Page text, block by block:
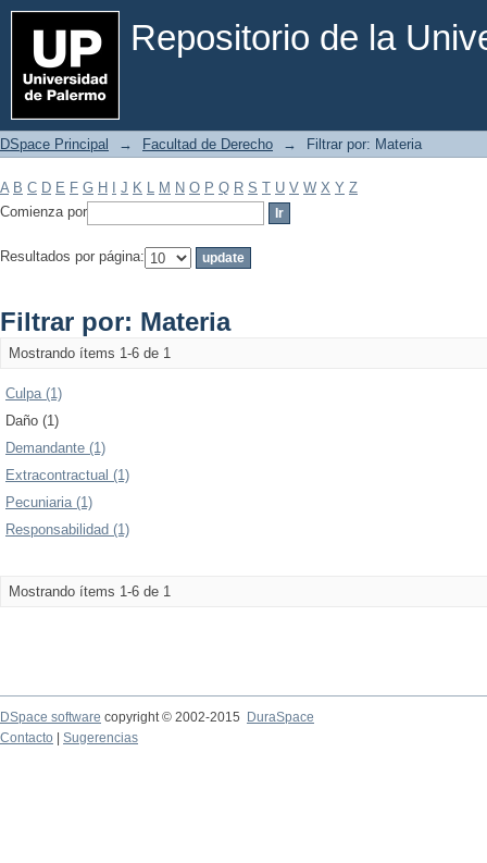
Repositorio de la
Filtrar por: Materia
DSpace Principal → Facultad de Derecho → Filtrar por: Materia
A B C D E F G H J K L M N O P Q R S T U V W X Y Z
Comienza por
Resultados por página:
Filtrar por: Materia
Mostrando ítems 1-6 de 1
Culpa (1)
Daño (1)
Demandante (1)
Extracontractual (1)
Pecuniaria (1)
Responsabilidad (1)
Mostrando ítems 1-6 de 1
DSpace software copyright © 2002-2015
DuraSpace
Contacto
Sugerencias